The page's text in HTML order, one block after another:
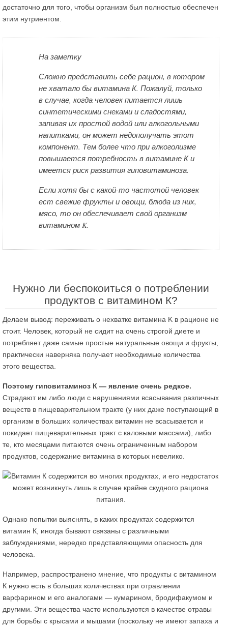
достаточно для того, чтобы организм был полностью обеспечен
этим нутриентом.
На заметку
Сложно представить себе рацион, в котором
не хватало бы витамина К. Пожалуй, только
в случае, когда человек питается лишь
синтетическими снеками и сладостями,
запивая их простой водой или алкогольными
напитками, он может недополучать этот
компонент. Тем более что при алкоголизме
повышается потребность в витамине К и
имеется риск развития гиповитаминоза.
Если хотя бы с какой-то частотой человек
ест свежие фрукты и овощи, блюда из них,
мясо, то он обеспечивает свой организм
витамином K.
Нужно ли беспокоиться о потреблении
продуктов с витамином К?
Делаем вывод: переживать о нехватке витамина K в рационе не
стоит. Человек, который не сидит на очень строгой диете и
потребляет даже самые простые натуральные овощи и фрукты,
практически наверняка получает необходимые количества
этого вещества.
Поэтому гиповитаминоз К — явление очень редкое.
Страдают им либо люди с нарушениями всасывания различных
веществ в пищеварительном тракте (у них даже поступающий в
организм в больших количествах витамин не всасывается и
покидает пищеварительных тракт с каловыми массами), либо
те, кто месяцами питаются очень ограниченным набором
продуктов, содержание витамина в которых невелико.
Однако попытки выяснять, в каких продуктах содержится
витамин К, иногда бывают связаны с различными
заблуждениями, нередко представляющими опасность для
человека.
Например, распространено мнение, что продукты с витамином
К нужно есть в больших количествах при отравлении
варфарином и его аналогами — кумарином, бродифакумом и
другими. Эти вещества часто используются в качестве отравы
для борьбы с крысами и мышами (поскольку не имеют запаха и